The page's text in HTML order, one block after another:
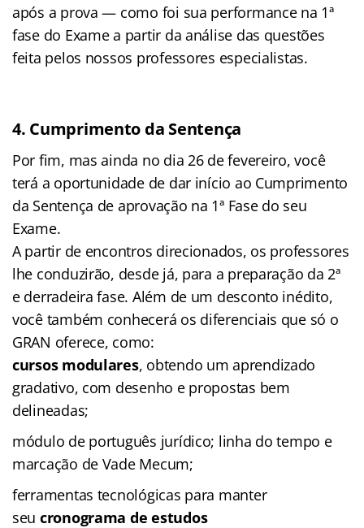
após a prova — como foi sua performance na 1ª
fase do Exame a partir da análise das questões
feita pelos nossos professores especialistas.
4. Cumprimento da Sentença
Por fim, mas ainda no dia 26 de fevereiro, você
terá a oportunidade de dar início ao Cumprimento
da Sentença de aprovação na 1ª Fase do seu
Exame.
A partir de encontros direcionados, os professores
lhe conduzirão, desde já, para a preparação da 2ª
e derradeira fase. Além de um desconto inédito,
você também conhecerá os diferenciais que só o
GRAN oferece, como:
cursos modulares, obtendo um aprendizado
gradativo, com desenho e propostas bem
delineadas;
módulo de português jurídico; linha do tempo e
marcação de Vade Mecum;
ferramentas tecnológicas para manter
seu cronograma de estudos